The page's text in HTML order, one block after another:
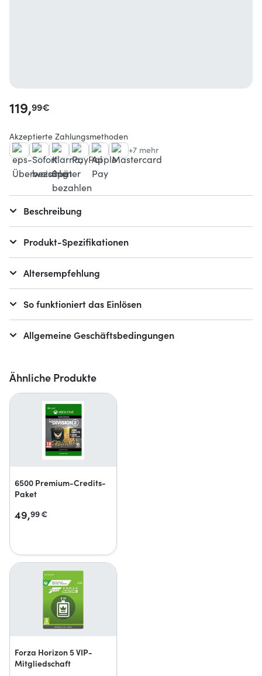
Ähnliche Produkte
6500 Premium-Credits-
Paket
49,99€
Forza Horizon 5 VIP-
Mitgliedschaft
119,99€
Akzeptierte Zahlungsmethoden
+7 mehr
Beschreibung
Produkt-Spezifikationen
Altersempfehlung
So funktioniert das Einlösen
Allgemeine Geschäftsbedingungen